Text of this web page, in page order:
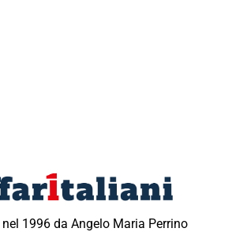
1996 da Angelo Maria Perrino